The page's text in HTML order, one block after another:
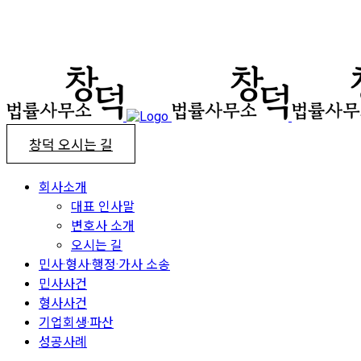
창덕 오시는 길
회사소개
대표 인사말
변호사 소개
오시는 길
민사·형사·행정·가사 소송
민사사건
형사사건
기업회생·파산
성공사례